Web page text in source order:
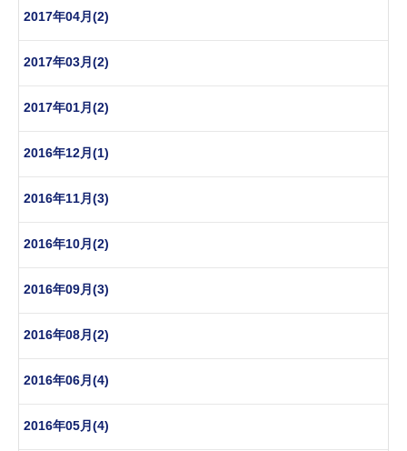
2017年04月(2)
2017年03月(2)
2017年01月(2)
2016年12月(1)
2016年11月(3)
2016年10月(2)
2016年09月(3)
2016年08月(2)
2016年06月(4)
2016年05月(4)